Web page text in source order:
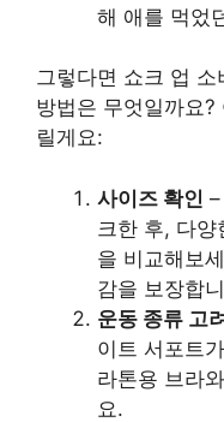
해 애를 먹었
그렇다면 쇼크 업
방법은 무엇일까요
릴게요:
사이즈 확인
크한 후, 다
을 비교해보
감을 보장합
운동 종류 고
이트 서포트
라톤용 브라
요.